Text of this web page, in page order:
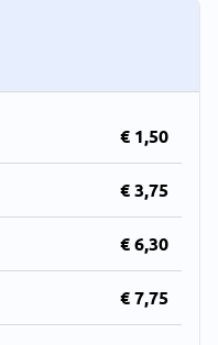
€ 1,50
€ 3,75
€ 6,30
€ 7,75